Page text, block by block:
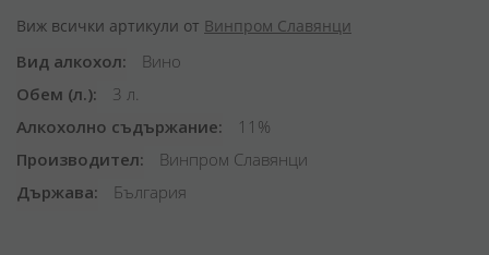
Виж всички артикули от Винпром Славянци
Вид алкохол
Вино
Обем (л.)
3 л.
Алкохолно съдържание
11%
Производител
Винпром Славянци
Държава
България